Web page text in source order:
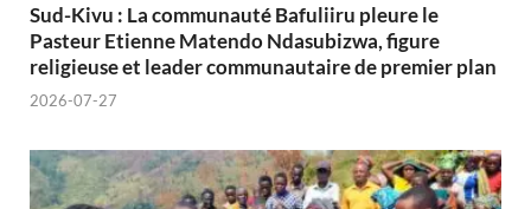
Sud-Kivu : La communauté Bafuliiru pleure le
Pasteur Etienne Matendo Ndasubizwa, figure
religieuse et leader communautaire de premier plan
2026-07-27